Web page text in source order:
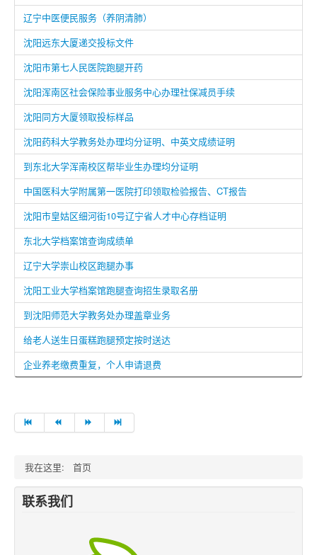
辽宁中医便民服务（养阴清肺）
沈阳远东大厦递交投标文件
沈阳市第七人民医院跑腿开药
沈阳浑南区社会保险事业服务中心办理社保减员手续
沈阳同方大厦领取投标样品
沈阳药科大学教务处办理均分证明、中英文成绩证明
到东北大学浑南校区帮毕业生办理均分证明
中国医科大学附属第一医院打印领取检验报告、CT报告
沈阳市皇姑区细河街10号辽宁省人才中心存档证明
东北大学档案馆查询成绩单
辽宁大学崇山校区跑腿办事
沈阳工业大学档案馆跑腿查询招生录取名册
到沈阳师范大学教务处办理盖章业务
给老人送生日蛋糕跑腿预定按时送达
企业养老缴费重复，个人申请退费
我在这里: 首页
联系我们